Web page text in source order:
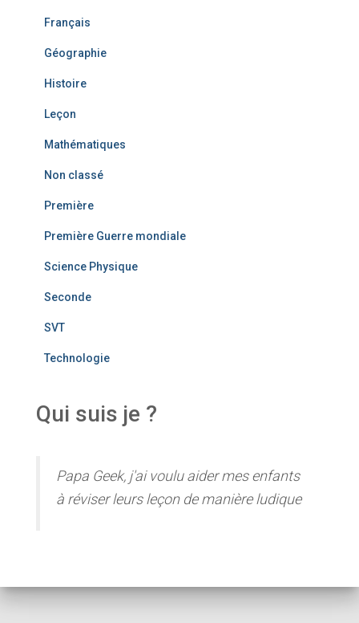
Français
Géographie
Histoire
Leçon
Mathématiques
Non classé
Première
Première Guerre mondiale
Science Physique
Seconde
SVT
Technologie
Qui suis je ?
Papa Geek, j'ai voulu aider mes enfants
à réviser leurs leçon de manière ludique